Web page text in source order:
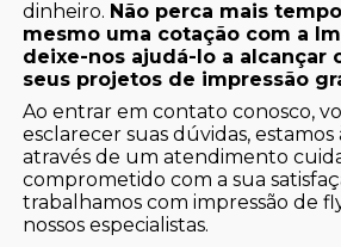
dinheiro. Não perca mais
mesmo uma cotação com a
deixe-nos ajudá-lo a alcançar
seus projetos de impressão
Ao entrar em contato conosco,
esclarecer suas dúvidas, estamos
através de um atendimento
comprometido com a sua
trabalhamos com impressão de
nossos especialistas.